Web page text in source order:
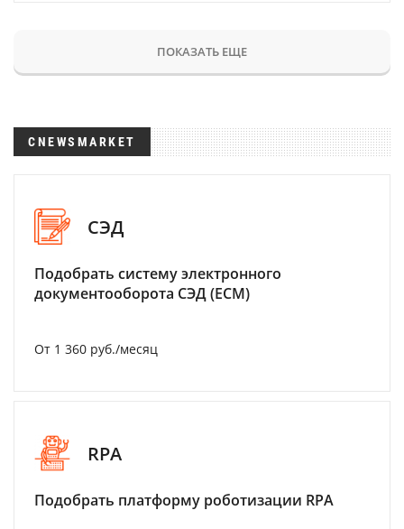
ПОКАЗАТЬ ЕЩЕ
CNEWSMARKET
СЭД
Подобрать систему электронного
документооборота СЭД (ECM)
От 1 360 руб./месяц
RPA
Подобрать платформу роботизации RPA